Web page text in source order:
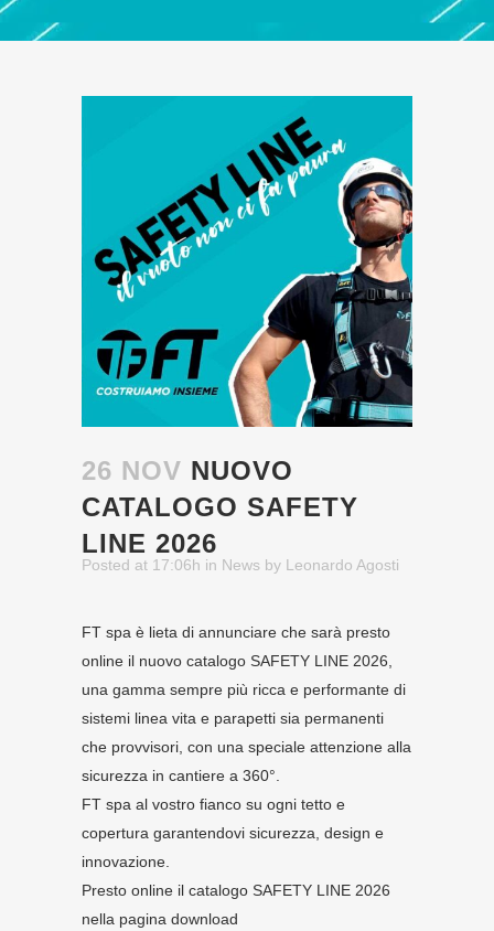
26 NOV NUOVO
CATALOGO SAFETY
LINE 2026
Posted at 17:06h in News by Leonardo Agosti
FT spa è lieta di annunciare che sarà presto
online il nuovo catalogo SAFETY LINE 2026,
una gamma sempre più ricca e performante di
sistemi linea vita e parapetti sia permanenti
che provvisori, con una speciale attenzione alla
sicurezza in cantiere a 360°.
FT spa al vostro fianco su ogni tetto e
copertura garantendovi sicurezza, design e
innovazione.
Presto online il catalogo SAFETY LINE 2026
nella pagina download